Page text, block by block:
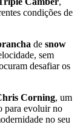
condições de
de snow
sem
desafiar os
Corning, um
para evoluir no
no seu